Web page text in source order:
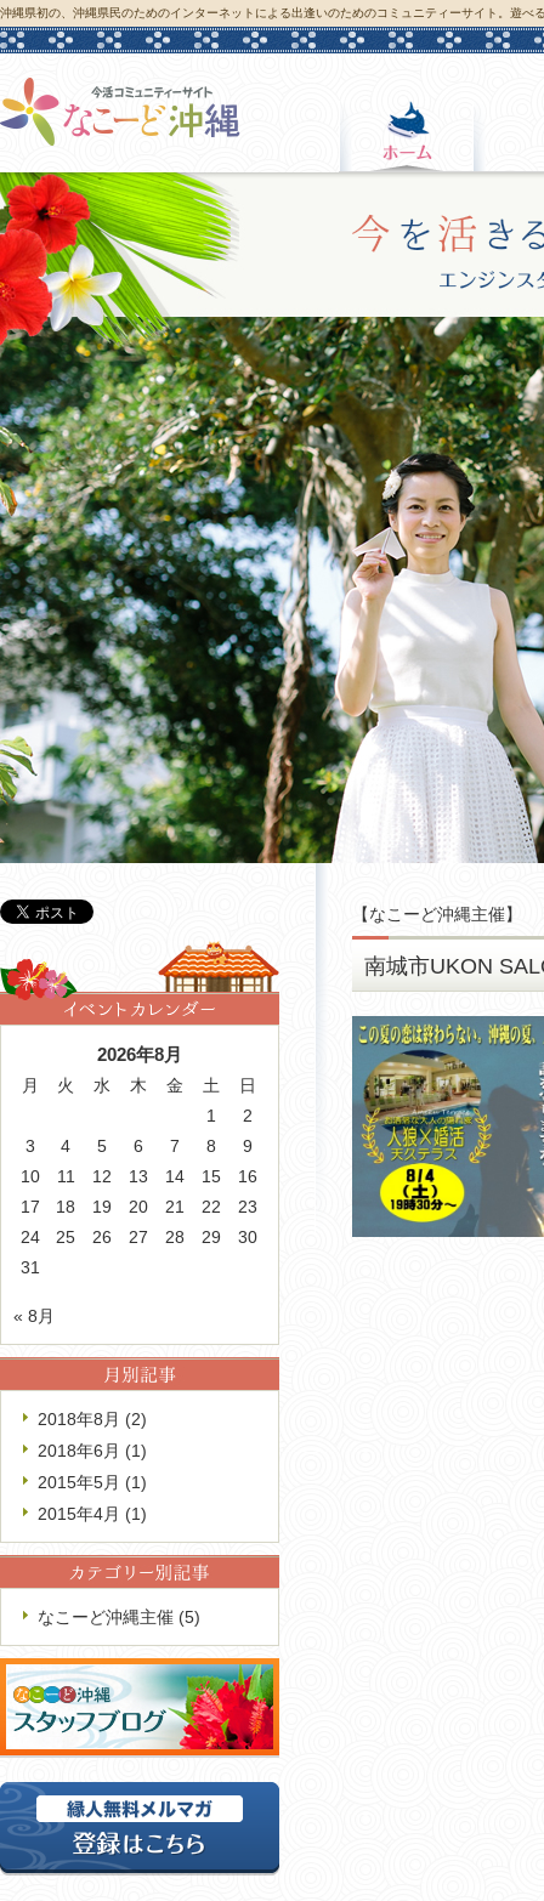
沖縄県初の、沖縄県民のためのインターネットによる出逢いのためのコミュニティーサイト。遊べ
【なこーど沖縄主催】
南城市UKON
2026年8月
月 火 水 木 金 土 日
« 8月
1
2
3
4 5 6 7 8
9
10
11 12 13 14 15
16
17
18 19 20 21 22
23
24
25 26 27 28 29
30
31
2018年8月 (2)
2018年6月 (1)
2015年5月 (1)
2015年4月 (1)
なこーど沖縄主催 (5)